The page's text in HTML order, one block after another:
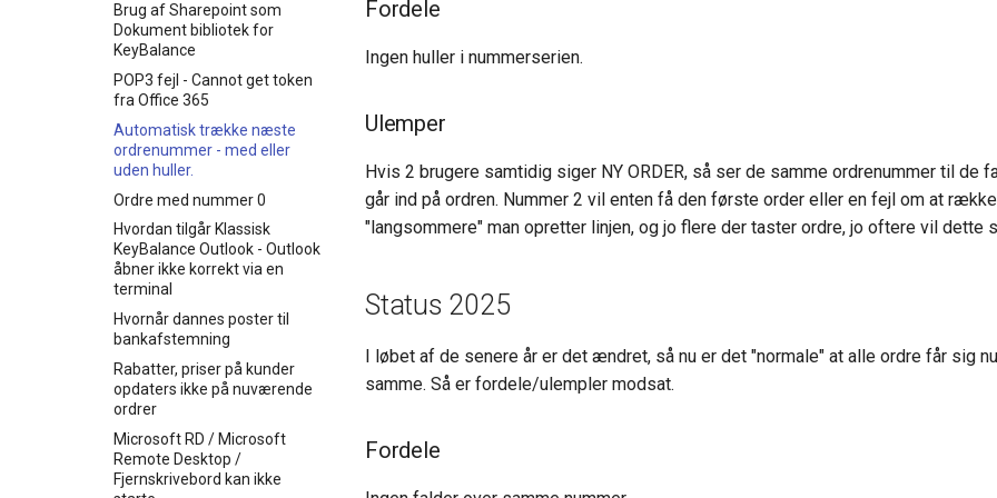
Brug af Sharepoint som
Dokument bibliotek for
KeyBalance
POP3 fejl - Cannot get token
fra Office 365
Automatisk trække næste
ordrenummer - med eller
uden huller.
Ordre med nummer 0
Hvordan tilgår Klassisk
KeyBalance Outlook - Outlook
åbner ikke korrekt via en
terminal
Hvornår dannes poster til
bankafstemning
Rabatter, priser på kunder
opdaters ikke på nuværende
ordrer
Microsoft RD / Microsoft
Remote Desktop /
Fjernskrivebord kan ikke
Fordele
Ingen huller i nummerserien.
Ulemper
Hvis 2 brugere samtidig siger NY ORDER, så ser de samme ordrenummer til de
går ind på ordren. Nummer 2 vil enten få den første order eller en fejl om at
"langsommere" man opretter linjen, og jo flere der taster ordre, jo oftere vil dette
Status 2025
I løbet af de senere år er det ændret, så nu er det "normale" at alle ordre får sig
samme. Så er fordele/ulempler modsat.
Fordele